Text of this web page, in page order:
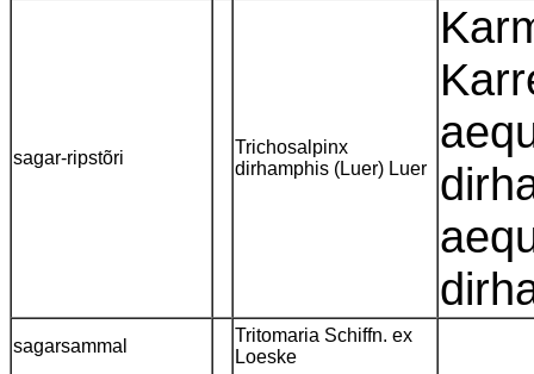
sagar-ripstõri
Trichosalpinx
dirhamphis (Luer) Luer
sagarsammal
Tritomaria Schiffn. ex
Loeske